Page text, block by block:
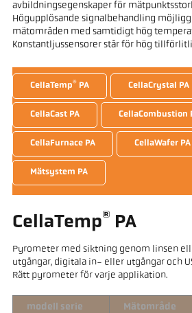
avbildningsegenskaper för
Högupplösande signalbehandling
mätområden med samtidigt hög
Konstantljussensorer står för hög
CellaTemp® PA CellaCrystal PA
CellaCast PA CellaCombustion
CellaFurnace PA CellaWafer PA
Mätsystem PA
CellaTemp® PA
Pyrometer med siktning genom linsen
utgångar, digitala in- eller utgångar och
Rätt pyrometer för varje applikation.
modell serie Mätområde